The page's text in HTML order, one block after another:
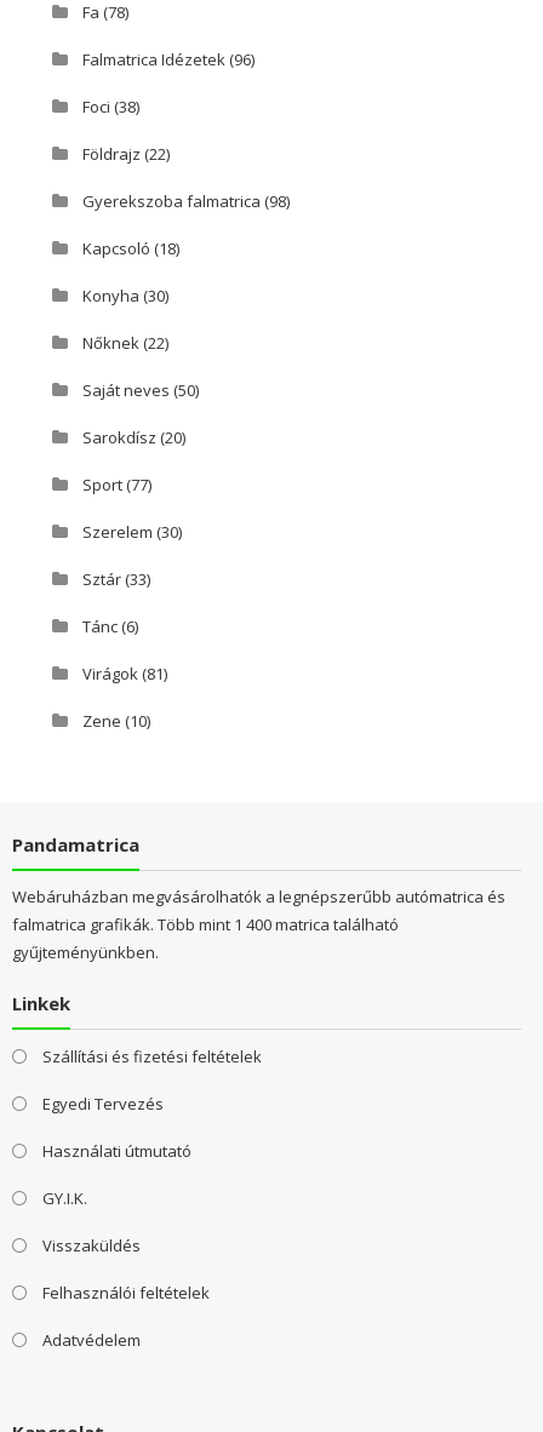
Fa (78)
Falmatrica Idézetek(96)
Foci (38)
Földrajz (22)
Gyerekszoba falmatrica (98)
Kapcsoló (18)
Konyha (30)
Nőknek(22)
Saját neves (50)
Sarokdísz (20)
Sport(77)
Szerelem (30)
Sztár(33)
Tánc(6)
Virágok(81)
Zene (10)
Pandamatrica
Webáruházban megvásárolhatók a legnépszerűbb autómatrica és
falmatrica grafikák. Több mint 1 400 matrica található
gyűjteményünkben.
Linkek
Szállítási és fizetési feltételek
Egyedi Tervezés
Használati útmutató
GY.I.K.
Visszaküldés
Felhasználói feltételek
Adatvédelem